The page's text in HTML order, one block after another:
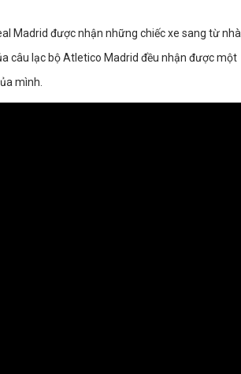
Madrid được nhận những chiếc xe sang từ nhà
câu lạc bộ Atletico Madrid đều nhận được một
mình.